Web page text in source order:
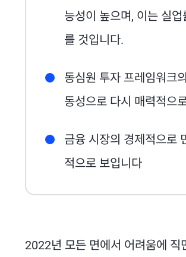
능성이 높으며, 이는 실
를 것입니다.
동심원 투자 프레임워크
동성으로 다시 매력적으
금융 시장의 경제적으로
적으로 보입니다
2022년 모든 면에서 어려움에 직